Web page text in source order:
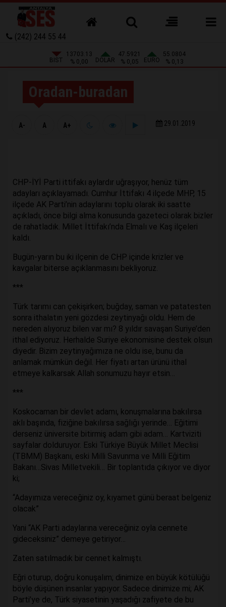
(242) 244 55 44
BIST
13703.13
% 0,00
DOLAR
47.5921
% 0,05
EURO
55.0804
% 0,13
Oradan-buradan
A- A A+ 29.01.2019
CHP-İYİ Parti ittifakı aylardır uğraşıyor, henüz tüm
adayları açıklayamadı. Cumhur İttifakı 4 ilçede MHP, 15
ilçede AK Parti’nin adaylarını toplu olarak iki saatte
açıkladı, önce bilgi alma konusunda gazeteci olarak bizler
de rahatladık. Millet İttifakı’nda Elmalı ve Kaş ilçeleri
kaldı.
Bugün-yarın bu iki ilçenin de CHP içinde krizler ve
kavgalar biterse açıklanmasını bekliyoruz.
***
Türk tarımı can çekişirken; buğday, saman ve patatesten
sonra ithalatın yeni gözdesi zeytinyağı oldu. Hem de
nereden alıyoruz bilen var mı? 8 yıldır savaşan Suriye’den
ithal ediyoruz. Herhalde Suriye ekonomisine destek olsun
diyedir. Bizim zeytinyağımıza ne oldu ise, bunu da
anlamak mümkün değil. Her fiyatı artan ürünü ithal
etmeye kalkarsak Allah sonumuzu hayır etsin…
***
Koskocaman bir devlet adamı, konuşmalarına bakılırsa
aklı başında, fiziğine bakılırsa sağlığı yerinde… Eğitimi
derseniz üniversite bitirmiş adam gibi adam… Kartviziti
sayfalar dolduruyor. Eski Türkiye Büyük Millet Meclisi
(TBMM) Başkanı, eski Milli Savunma ve Milli Eğitim
Bakanı…Sivas Milletvekili… Bir toplantıda çıkıyor ve diyor
ki;
“Adayımıza vereceğiniz oy, kıyamet günü beraat belgeniz
olacak”
Yani “AK Parti adaylarına vereceğiniz oyla cennete
gideceksiniz” demeye getiriyor…
Zaten satılmadık bir cennet kalmıştı.
Eğri oturup, doğru konuşalım; dinimize en büyük kötülüğü
böyle düşünen insanlar yapıyor. Sadece dinimize mi; AK
Parti’ye de, Türk siyasetinin yaşadığı zafiyete de bu